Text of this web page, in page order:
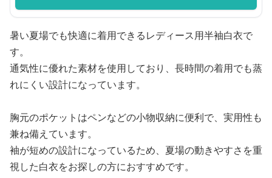
暑い夏場でも快適に着用できるレディース用半袖白衣で
す。
通気性に優れた素材を使用しており、長時間の着用でも蒸
れにくい設計になっています。
胸元のポケットはペンなどの小物収納に便利で、実用性も
兼ね備えています。
袖が短めの設計になっているため、夏場の動きやすさを重
視した白衣をお探しの方におすすめです。